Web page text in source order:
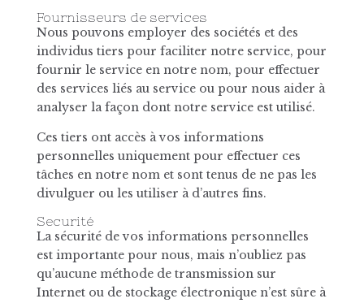
Fournisseurs de services
Nous pouvons employer des sociétés et des
individus tiers pour faciliter notre service, pour
fournir le service en notre nom, pour effectuer
des services liés au service ou pour nous aider à
analyser la façon dont notre service est utilisé.
Ces tiers ont accès à vos informations
personnelles uniquement pour effectuer ces
tâches en notre nom et sont tenus de ne pas les
divulguer ou les utiliser à d’autres fins.
Securité
La sécurité de vos informations personnelles
est importante pour nous, mais n’oubliez pas
qu’aucune méthode de transmission sur
Internet ou de stockage électronique n’est sûre à